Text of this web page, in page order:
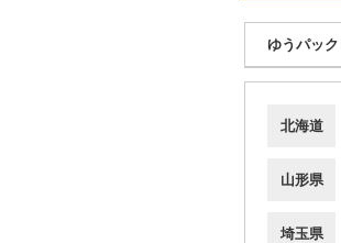
ゆうパッ
北海道
山形県
埼玉県